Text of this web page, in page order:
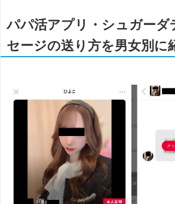
パパ活アプリ・シュガーダ
セージの送り方を男女別に